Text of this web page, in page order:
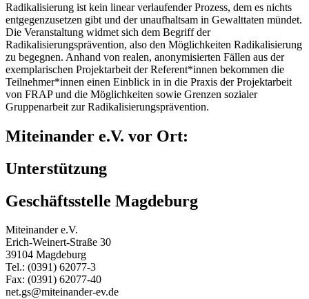
Radikalisierung ist kein linear verlaufender Prozess, dem es nichts
entgegenzusetzen gibt und der unaufhaltsam in Gewalttaten mündet.
Die Veranstaltung widmet sich dem Begriff der
Radikalisierungsprävention, also den Möglichkeiten Radikalisierung
zu begegnen. Anhand von realen, anonymisierten Fällen aus der
exemplarischen Projektarbeit der Referent*innen bekommen die
Teilnehmer*innen einen Einblick in in die Praxis der Projektarbeit
von FRAP und die Möglichkeiten sowie Grenzen sozialer
Gruppenarbeit zur Radikalisierungsprävention.
Miteinander e.V. vor Ort:
Unterstützung
Geschäftsstelle Magdeburg
Miteinander e.V.
Erich-Weinert-Straße 30
39104 Magdeburg
Tel.: (0391) 62077-3
Fax: (0391) 62077-40
net.gs@miteinander-ev.de